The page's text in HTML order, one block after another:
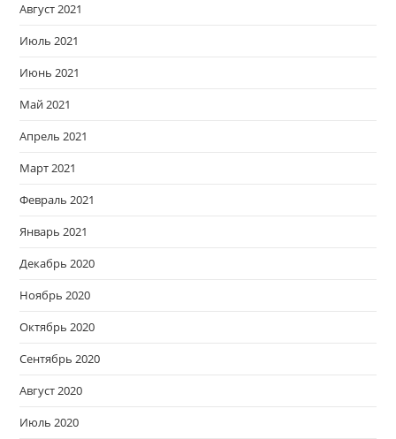
Август 2021
Июль 2021
Июнь 2021
Май 2021
Апрель 2021
Март 2021
Февраль 2021
Январь 2021
Декабрь 2020
Ноябрь 2020
Октябрь 2020
Сентябрь 2020
Август 2020
Июль 2020